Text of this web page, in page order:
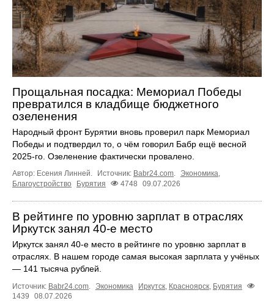
Прощальная посадка: Мемориал Победы
превратился в кладбище бюджетного
озеленения
Народный фронт Бурятии вновь проверил парк Мемориал
Победы и подтвердил то, о чём говорил Бабр ещё весной
2025-го. Озеленение фактически провалено.
Автор: Есения Линней. Источник: Babr24.com Экономика
Благоустройство
Бурятия 4748 09.07.2026
В рейтинге по уровню зарплат в отраслях
Иркутск занял 40-е место
Иркутск занял 40‑е место в рейтинге по уровню зарплат в
отраслях. В нашем городе самая высокая зарплата у учёных
— 141 тысяча рублей.
Источник: Babr24.com. Экономика Иркутск, Красноярск, Бурятия
1439
08.07.2026